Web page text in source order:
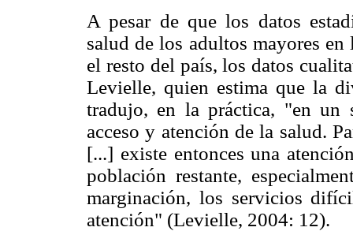
A pesar de que los datos
salud de los adultos mayores
el resto del país, los datos
Levielle, quien estima que la
tradujo, en la práctica, "en un
acceso y atención de la salud.
[...] existe entonces una
población restante,
marginación, los servicios
atención" (Levielle, 2004: 12).